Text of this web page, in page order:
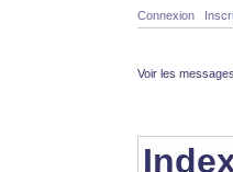
Connexion
Voir les